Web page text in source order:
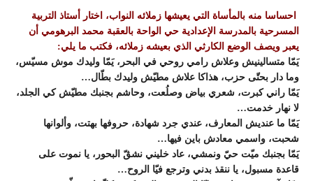
احساسا منه بالمأساة التي يعيشها زملائه النواب، اختار أستاذ التربية
المسرحية بالمدرسة الإعدادية حي الواحة بالعقبة محمد البرهومي أن
يعبر ويصف الوضع الكارثي الذي بعيشه زملائه، فكتب ما يلي:
يَمّا متسالينيش وعلاش رامي روحي في البحر، يَمّا وليدك موش مسيّس،
وما دار بحتّى حزب، هذاكا علاش مطيّش وليدك بطّال…
يَمّا راني كبرت، شعري بياض وصلُعت، وحاشم بجنبك مطيّش كي الجلد،
لا نهار خدمت…
يَمّا ما عنديش المعارف، عندي جرد شهادة، حروفها بهتت، وألوانها
شحبت، واسمي معادش باين فيها…
يَمّا بجنبك ميّت حيّ ونمشي، عاد خليني نشڨّ البحور، يا نموت على
قاعدة مسبول، يا ننقذ بدني وترجع فيّا الروح…